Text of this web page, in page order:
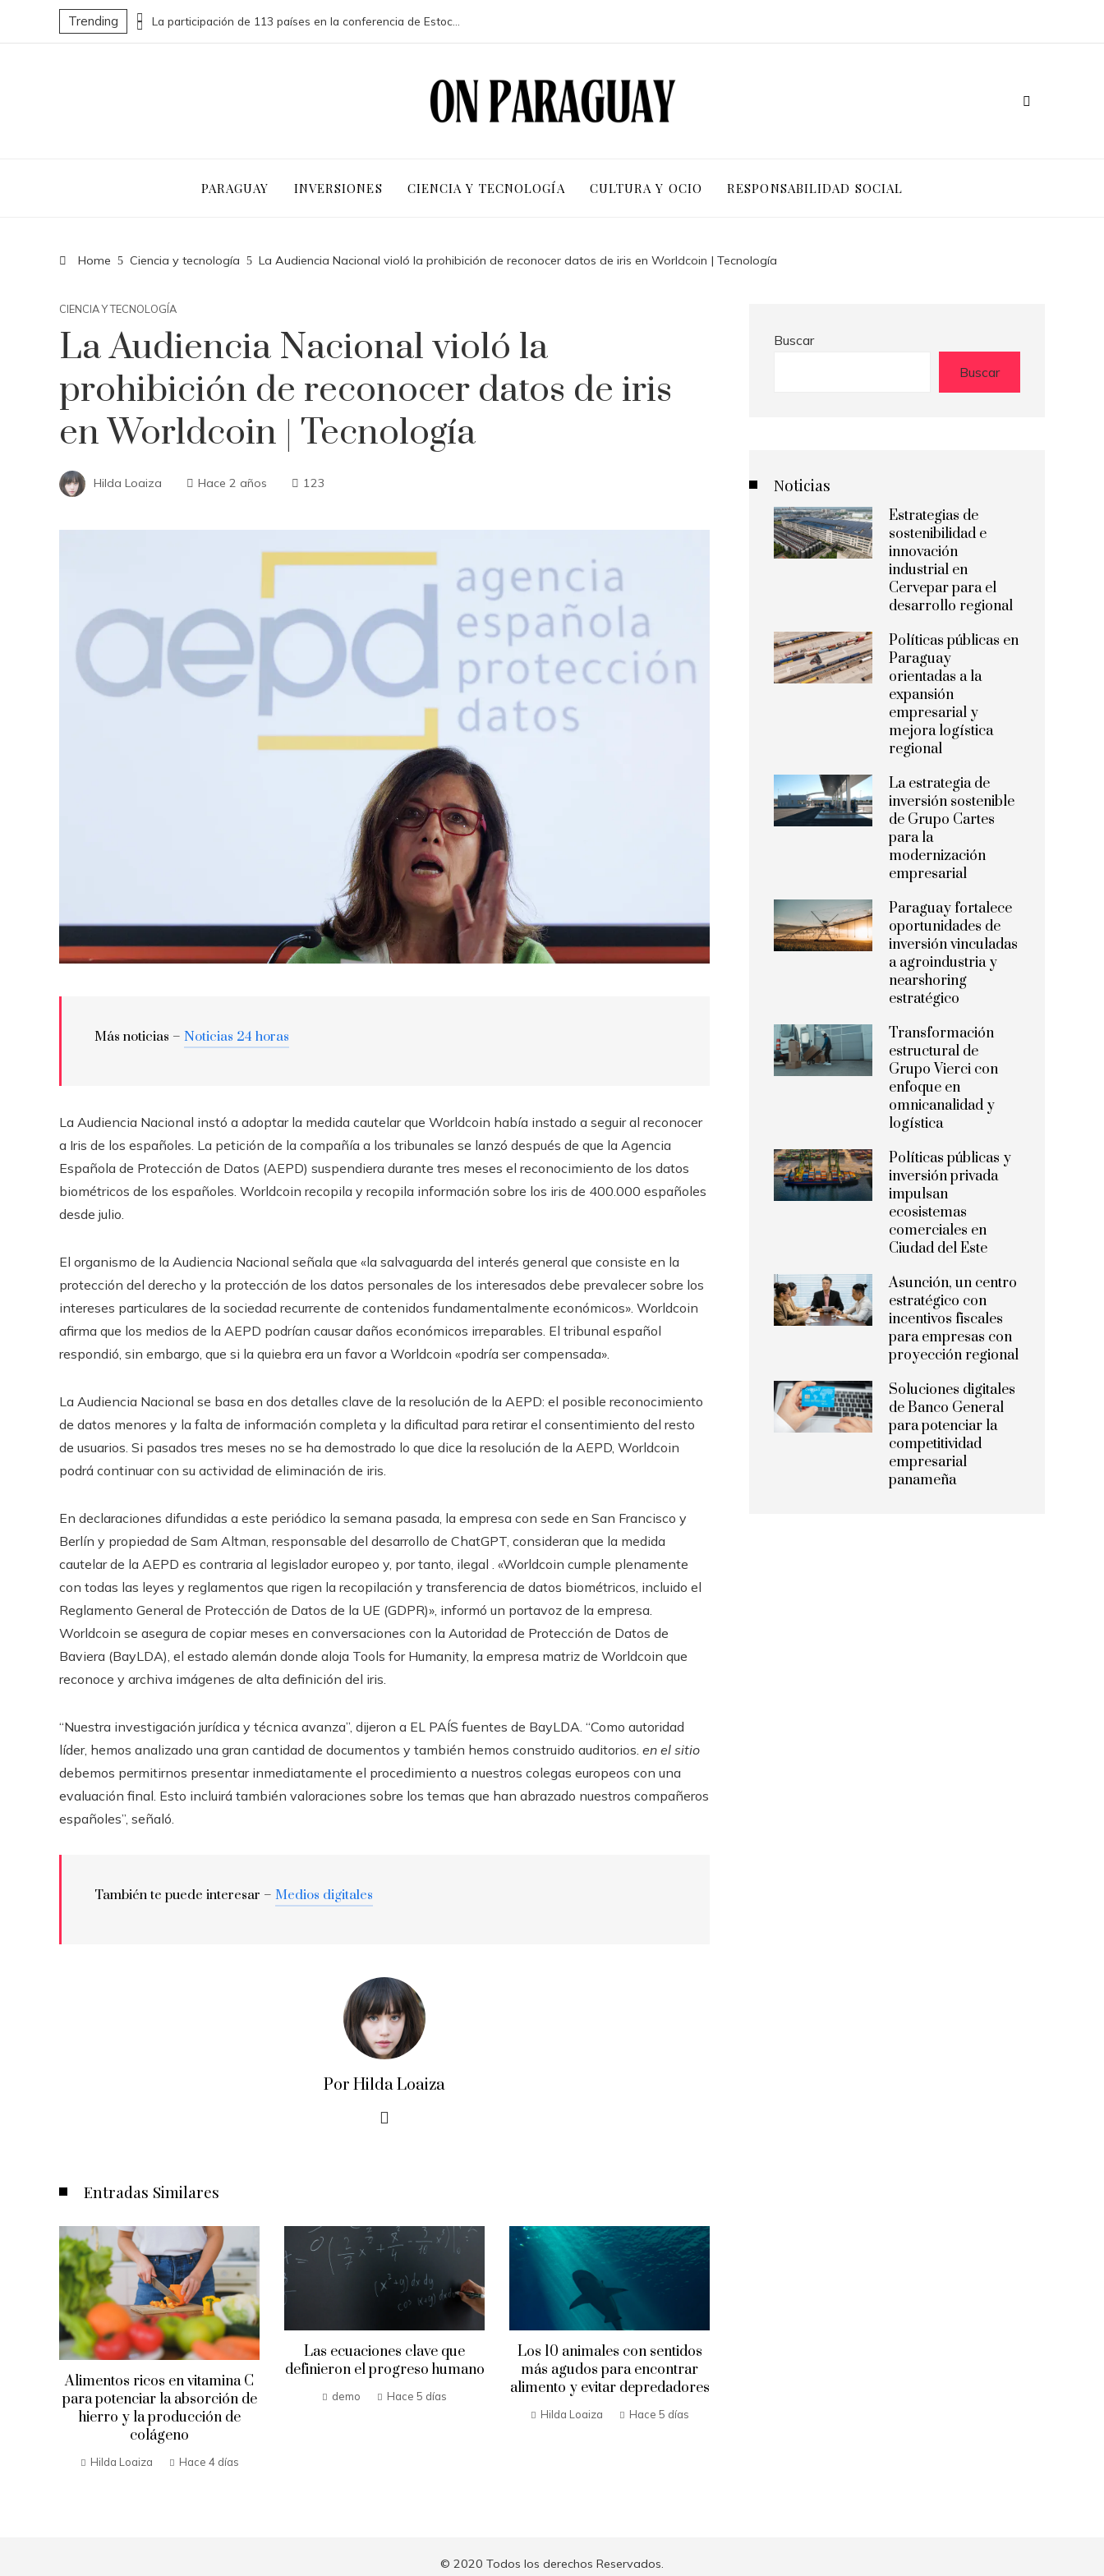
Trending Las 15 donaciones individuales más grandes que impulsaron cambios sociales significativos
PARAGUAY INVERSIONES CIENCIA Y TECNOLOGÍA CULTURA Y OCIO RESPONSABILIDAD SOCIAL
Home Ciencia y tecnología La Audiencia Nacional violó la prohibición de reconocer datos de iris en Worldcoin | Tecnología
CIENCIA Y TECNOLOGÍA
La Audiencia Nacional violó la
prohibición de reconocer datos de iris
en Worldcoin | Tecnología
Hilda Loaiza Hace 2 años 123
Más noticias – Noticias 24 horas
La Audiencia Nacional instó a adoptar la medida cautelar que Worldcoin había instado a seguir al reconocer
a Iris de los españoles. La petición de la compañía a los tribunales se lanzó después de que la Agencia
Española de Protección de Datos (AEPD) suspendiera durante tres meses el reconocimiento de los datos
biométricos de los españoles. Worldcoin recopila y recopila información sobre los iris de 400.000 españoles
desde julio.
El organismo de la Audiencia Nacional señala que «la salvaguarda del interés general que consiste en la
protección del derecho y la protección de los datos personales de los interesados ​​debe prevalecer sobre los
intereses particulares de la sociedad recurrente de contenidos fundamentalmente económicos». Worldcoin
afirma que los medios de la AEPD podrían causar daños económicos irreparables. El tribunal español
respondió, sin embargo, que si la quiebra era un favor a Worldcoin «podría ser compensada».
La Audiencia Nacional se basa en dos detalles clave de la resolución de la AEPD: el posible reconocimiento
de datos menores y la falta de información completa y la dificultad para retirar el consentimiento del resto
de usuarios. Si pasados ​​tres meses no se ha demostrado lo que dice la resolución de la AEPD, Worldcoin
podrá continuar con su actividad de eliminación de iris.
En declaraciones difundidas a este periódico la semana pasada, la empresa con sede en San Francisco y
Berlín y propiedad de Sam Altman, responsable del desarrollo de ChatGPT, consideran que la medida
cautelar de la AEPD es contraria al legislador europeo y, por tanto, ilegal . «Worldcoin cumple plenamente
con todas las leyes y reglamentos que rigen la recopilación y transferencia de datos biométricos, incluido el
Reglamento General de Protección de Datos de la UE (GDPR)», informó un portavoz de la empresa.
Worldcoin se asegura de copiar meses en conversaciones con la Autoridad de Protección de Datos de
Baviera (BayLDA), el estado alemán donde aloja Tools for Humanity, la empresa matriz de Worldcoin que
reconoce y archiva imágenes de alta definición del iris.
“Nuestra investigación jurídica y técnica avanza”, dijeron a EL PAÍS fuentes de BayLDA. “Como autoridad
líder, hemos analizado una gran cantidad de documentos y también hemos construido auditorios. en el sitio
debemos permitirnos presentar inmediatamente el procedimiento a nuestros colegas europeos con una
evaluación final. Esto incluirá también valoraciones sobre los temas que han abrazado nuestros compañeros
españoles”, señaló.
También te puede interesar – Medios digitales
Por Hilda Loaiza
Entradas Similares
Alimentos ricos en vitamina C
para potenciar la absorción de
hierro y la producción de
colágeno
Hilda Loaiza Hace 4 días
Las ecuaciones clave que
definieron el progreso humano
demo Hace 5 días
Los 10 animales con sentidos
más agudos para encontrar
alimento y evitar depredadores
Hilda Loaiza Hace 5 días
Buscar
Buscar
Noticias
Estrategias de
sostenibilidad e
innovación
industrial en
Cervepar para el
desarrollo regional
Políticas públicas en
Paraguay
orientadas a la
expansión
empresarial y
mejora logística
regional
La estrategia de
inversión sostenible
de Grupo Cartes
para la
modernización
empresarial
Paraguay fortalece
oportunidades de
inversión vinculadas
a agroindustria y
nearshoring
estratégico
Transformación
estructural de
Grupo Vierci con
enfoque en
omnicanalidad y
logística
Políticas públicas y
inversión privada
impulsan
ecosistemas
comerciales en
Ciudad del Este
Asunción, un centro
estratégico con
incentivos fiscales
para empresas con
proyección regional
Soluciones digitales
de Banco General
para potenciar la
competitividad
empresarial
panameña
© 2020 Todos los derechos Reservados.